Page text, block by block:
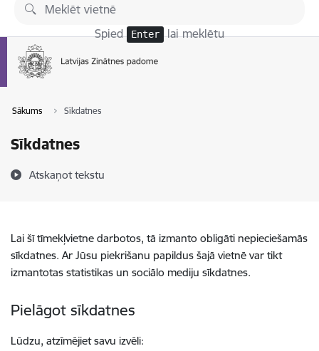
Pāriet uz lapas saturu
Spied Enter lai meklētu
Sākums Sīkdatnes
Sīkdatnes
Atskaņot tekstu
Lai šī tīmekļvietne darbotos, tā izmanto obligāti nepieciešamās
sīkdatnes. Ar Jūsu piekrišanu papildus šajā vietnē var tikt
izmantotas statistikas un sociālo mediju sīkdatnes.
Pielāgot sīkdatnes
Lūdzu, atzīmējiet savu izvēli: